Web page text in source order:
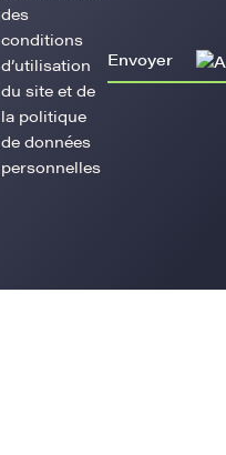
des
conditions
d’utilisation
du site et de
la politique
de données
personnelles
Envoyer